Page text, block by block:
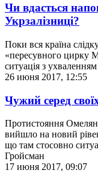
Чи вдасться
Укрзалізниці?
Поки вся країна
«пересувного цирку
ситуація з
26 июня 2017, 12:55
Чужий серед
Протистояння Омелян-
вийшло на новий
що там стосовно
Гройсман
17 июня 2017, 09:07